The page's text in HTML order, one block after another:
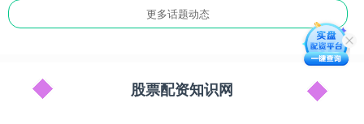
更多话题动态
股票配资知识网